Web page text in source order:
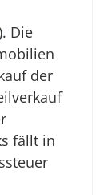
Die
der
fällt in